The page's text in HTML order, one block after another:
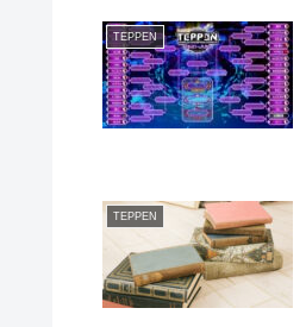
TEPPEN
TEPPEN